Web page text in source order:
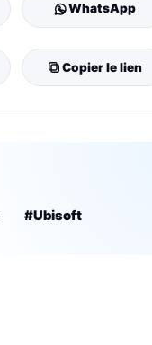
WhatsApp
Copier le lien
#Ubisoft